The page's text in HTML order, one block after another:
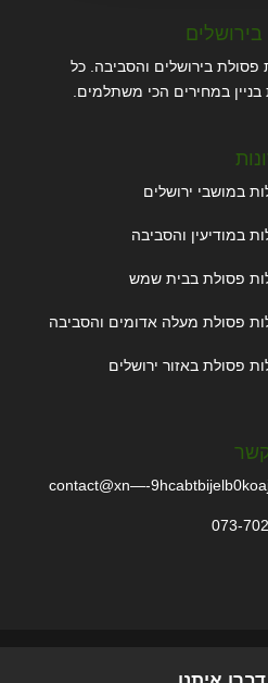
בירושלים
בירושלים והסביבה. כל
בניין במחירים הכי משתלמים.
במושבי ירושלים
במודיעין והסביבה
פסולת בבית שמש
פסולת מעלה אדומים והסביבה
פסולת באזור ירושלים
contact@xn—-
073-